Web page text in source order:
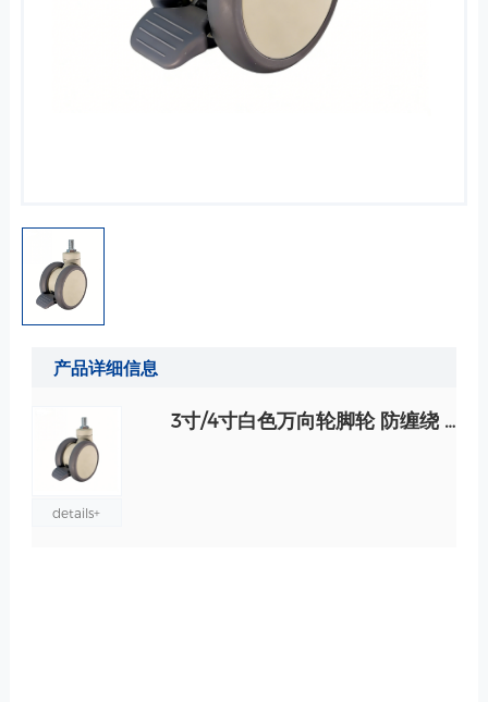
产品详细信息
details+
3寸/4寸白色万向轮脚轮 防缠绕 插杆/丝杆 刹车/无刹 无磁 可选 规格